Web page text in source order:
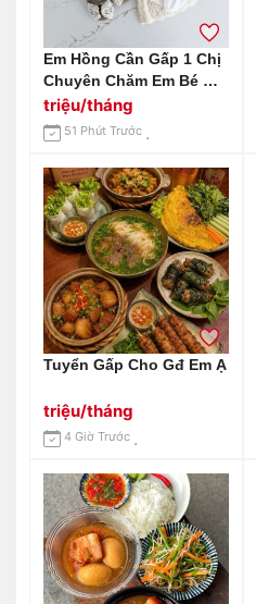
Em Hồng Cần Gấp 1 Chị
Chuyên Chăm Em Bé Ở
Chung Cư Phúc Thịnh
Quận 5 – Lương Tháng
Em Gửi 14 Triệu Ạ.
triệu/tháng
51 Phút Trước
Tuyển Gấp Cho Gđ Em Ạ
triệu/tháng
4 Giờ Trước